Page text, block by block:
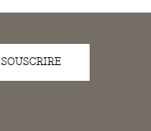
SOUSCRIRE